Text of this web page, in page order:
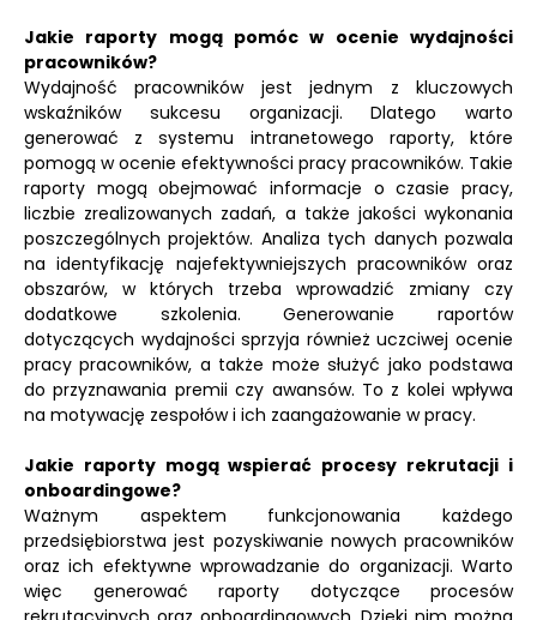
Jakie raporty mogą pomóc w ocenie wydajności
pracowników?
Wydajność pracowników jest jednym z kluczowych
wskaźników sukcesu organizacji. Dlatego warto
generować z systemu intranetowego raporty, które
pomogą w ocenie efektywności pracy pracowników. Takie
raporty mogą obejmować informacje o czasie pracy,
liczbie zrealizowanych zadań, a także jakości wykonania
poszczególnych projektów. Analiza tych danych pozwala
na identyfikację najefektywniejszych pracowników oraz
obszarów, w których trzeba wprowadzić zmiany czy
dodatkowe szkolenia. Generowanie raportów
dotyczących wydajności sprzyja również uczciwej ocenie
pracy pracowników, a także może służyć jako podstawa
do przyznawania premii czy awansów. To z kolei wpływa
na motywację zespołów i ich zaangażowanie w pracy.
Jakie raporty mogą wspierać procesy rekrutacji i
onboardingowe?
Ważnym aspektem funkcjonowania każdego
przedsiębiorstwa jest pozyskiwanie nowych pracowników
oraz ich efektywne wprowadzanie do organizacji. Warto
więc generować raporty dotyczące procesów